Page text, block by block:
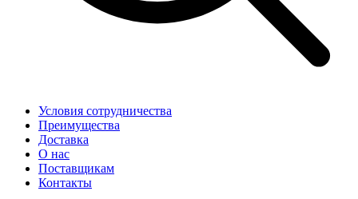
Условия сотрудничества
Преимущества
Доставка
О нас
Поставщикам
Контакты